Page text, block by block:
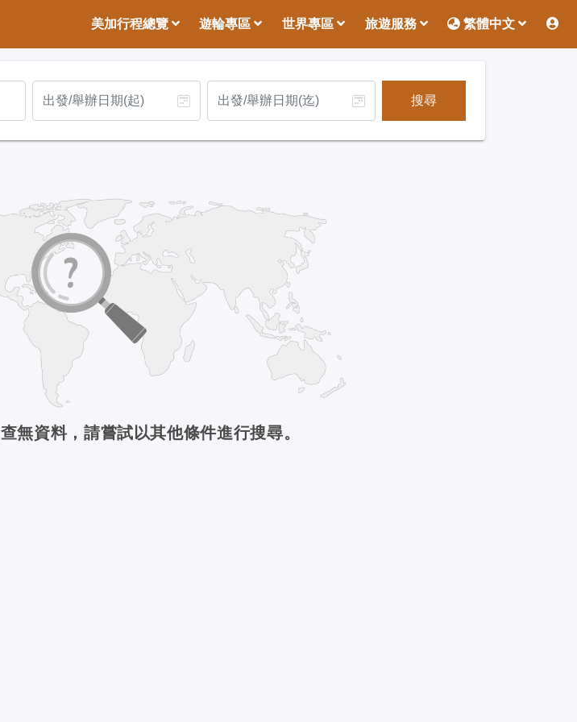
美加行程總覽 遊輪專區 世界專區 旅遊服務 繁體中文
搜尋
查無資料，請嘗試以其他條件進行搜尋。